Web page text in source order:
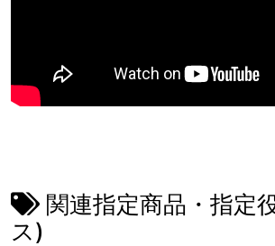
関連指定商品・指定
ス)